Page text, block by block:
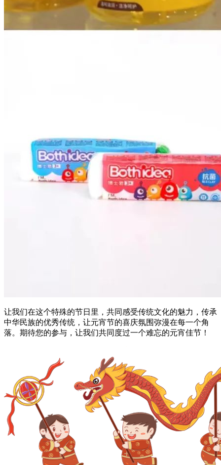
让我们在这个特殊的节日里，共同感受传统文化的魅力，传承
中华民族的优秀传统，让元宵节的喜庆氛围弥漫在每一个角
落。期待您的参与，让我们共同度过一个难忘的元宵佳节！